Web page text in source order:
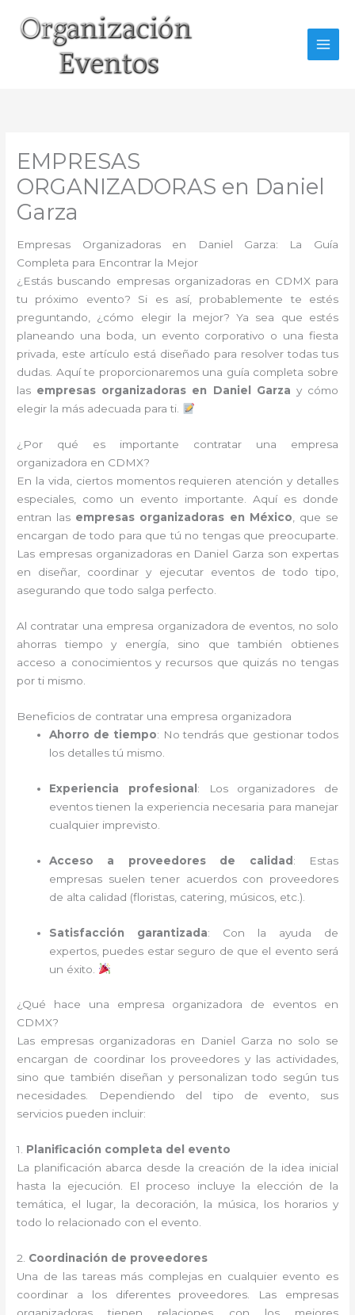
contenido
EMPRESAS
ORGANIZADORAS en Daniel
Garza
Empresas Organizadoras en Daniel Garza: La Guía
Completa para Encontrar la Mejor
¿Estás buscando empresas organizadoras en CDMX para
tu próximo evento? Si es así, probablemente te estés
preguntando, ¿cómo elegir la mejor? Ya sea que estés
planeando una boda, un evento corporativo o una fiesta
privada, este artículo está diseñado para resolver todas tus
dudas. Aquí te proporcionaremos una guía completa sobre
las empresas organizadoras en Daniel Garza y cómo
elegir la más adecuada para ti.
¿Por qué es importante contratar una empresa
organizadora en CDMX?
En la vida, ciertos momentos requieren atención y detalles
especiales, como un evento importante. Aquí es donde
entran las empresas organizadoras en México , que se
encargan de todo para que tú no tengas que preocuparte.
Las empresas organizadoras en Daniel Garza son expertas
en diseñar, coordinar y ejecutar eventos de todo tipo,
asegurando que todo salga perfecto.
Al contratar una empresa organizadora de eventos, no solo
ahorras tiempo y energía, sino que también obtienes
acceso a conocimientos y recursos que quizás no tengas
por ti mismo.
Beneficios de contratar una empresa organizadora
Ahorro de tiempo: No tendrás que gestionar todos
los detalles tú mismo.
Experiencia profesional : Los organizadores de
eventos tienen la experiencia necesaria para manejar
cualquier imprevisto.
Acceso a proveedores de calidad : Estas
empresas suelen tener acuerdos con proveedores
de alta calidad (floristas, catering, músicos, etc.).
Satisfacción garantizada: Con la ayuda de
expertos, puedes estar seguro de que el evento será
un éxito.
¿Qué hace una empresa organizadora de eventos en
CDMX?
Las empresas organizadoras en Daniel Garza no solo se
encargan de coordinar los proveedores y las actividades,
sino que también diseñan y personalizan todo según tus
necesidades. Dependiendo del tipo de evento, sus
servicios pueden incluir:
1. Planificación completa del evento
La planificación abarca desde la creación de la idea inicial
hasta la ejecución. El proceso incluye la elección de la
temática, el lugar, la decoración, la música, los horarios y
todo lo relacionado con el evento.
2. Coordinación de proveedores
Una de las tareas más complejas en cualquier evento es
coordinar a los diferentes proveedores. Las empresas